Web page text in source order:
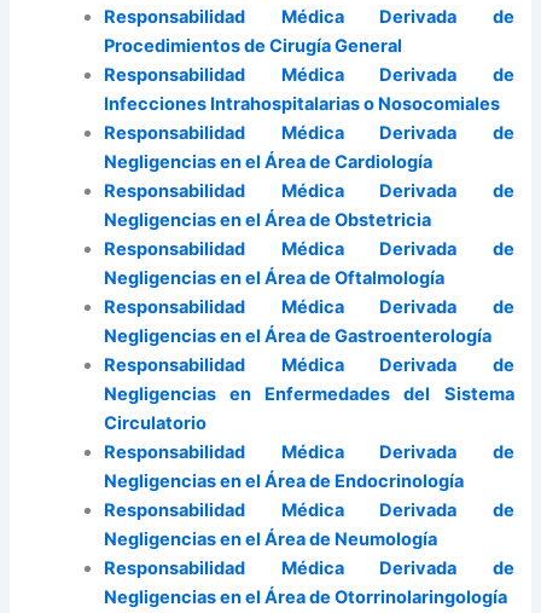
Responsabilidad Médica Derivada de
Procedimientos de Cirugía General
Responsabilidad Médica Derivada de
Infecciones Intrahospitalarias o Nosocomiales
Responsabilidad Médica Derivada de
Negligencias en el Área de Cardiología
Responsabilidad Médica Derivada de
Negligencias en el Área de Obstetricia
Responsabilidad Médica Derivada de
Negligencias en el Área de Oftalmología
Responsabilidad Médica Derivada de
Negligencias en el Área de Gastroenterología
Responsabilidad Médica Derivada de
Negligencias en Enfermedades del Sistema
Circulatorio
Responsabilidad Médica Derivada de
Negligencias en el Área de Endocrinología
Responsabilidad Médica Derivada de
Negligencias en el Área de Neumología
Responsabilidad Médica Derivada de
Negligencias en el Área de Otorrinolaringología